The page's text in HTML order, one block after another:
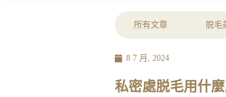
所有文章 脱毛
8 7 月, 2024
私密處脱毛用什